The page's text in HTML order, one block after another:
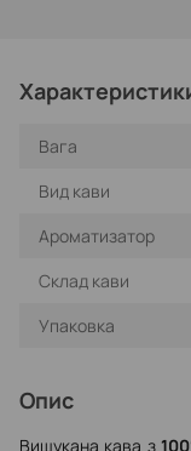
Вага
Вид кави
Ароматизатор
Склад кави
Упаковка
Опис
Вишукана кава з